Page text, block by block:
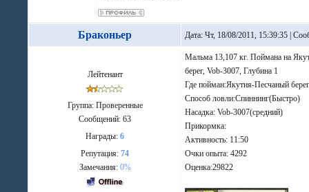
Браконьер Дата: Чт, 18/08/2011, 15:39:35 |
Лейтенант
Группа: Проверенные
Сообщений:63
Награды:6
Репутация:74
Замечания: 0%
Мальма 13,107 кг. Поймана на
берег, Vob-3007, Глубина 1
Где пойман:Якутия-Песчаный
Способ ловли:Спиннинг(Быстро)
Насадка: Vob-3007(средний)
Прикормка:
Активность: 11:50
Очки опыта: 4292
Оценка:29822